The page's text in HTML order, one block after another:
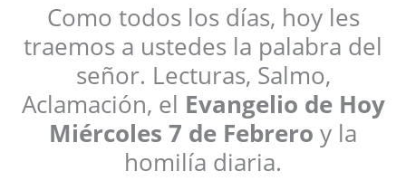
Como todos los días, hoy les
traemos a ustedes la palabra del
señor. Lecturas, Salmo,
Aclamación, el Evangelio de Hoy
Miércoles 7 de Febrero y la
homilía diaria.